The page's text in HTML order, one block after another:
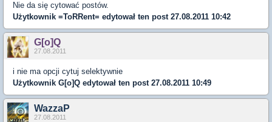
Nie da się cytować postów.
Użytkownik =ToRRent= edytował ten post 27.08.2011 10:42
G[o]Q
27.08.2011
i nie ma opcji cytuj selektywnie
Użytkownik G[o]Q edytował ten post 27.08.2011 10:49
WazzaP
27.08.2011